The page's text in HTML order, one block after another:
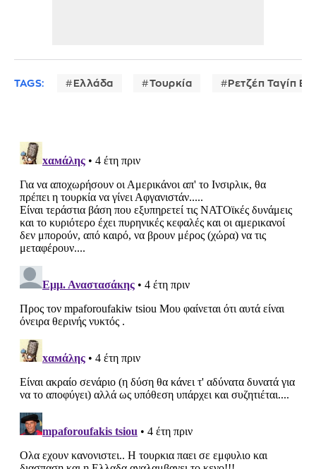
TAGS: Ελλάδα Τουρκία Ρετζέπ Ταγίπ